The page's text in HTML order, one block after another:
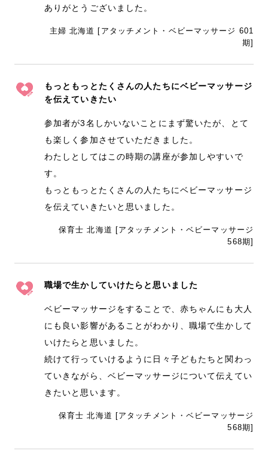
ありがとうございました。
主婦 北海道 [アタッチメント・ベビーマッサージ 601
期]
もっともっとたくさんの人たちにベビーマッサージ
を伝えていきたい
参加者が3名しかいないことにまず驚いたが、とて
も楽しく参加させていただきました。
わたしとしてはこの時期の講座が参加しやすいで
す。
もっともっとたくさんの人たちにベビーマッサージ
を伝えていきたいと思いました。
保育士 北海道 [アタッチメント・ベビーマッサージ
568期]
職場で生かしていけたらと思いました
ベビーマッサージをすることで、赤ちゃんにも大人
にも良い影響があることがわかり、職場で生かして
いけたらと思いました。
続けて行っていけるように日々子どもたちと関わっ
ていきながら、ベビーマッサージについて伝えてい
きたいと思います。
保育士 北海道 [アタッチメント・ベビーマッサージ
568期]